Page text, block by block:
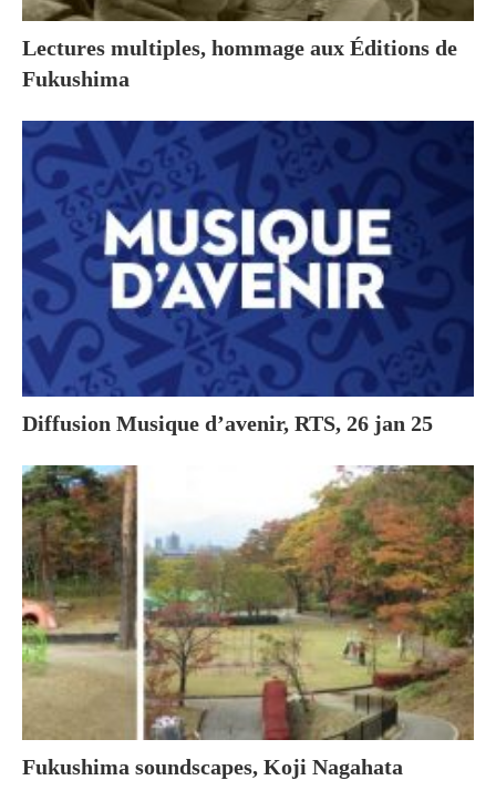
Lectures multiples, hommage aux Éditions de
Fukushima
Diffusion Musique d’avenir, RTS, 26 jan 25
Fukushima soundscapes, Koji Nagahata